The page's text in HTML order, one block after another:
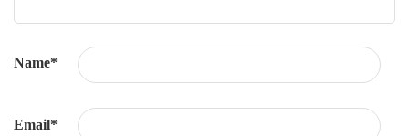
Name*
Email*